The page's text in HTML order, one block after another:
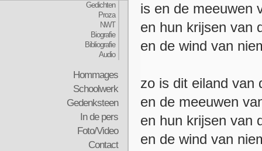
Gedichten
Proza
NWT
Biografie
Bibliografie
Audio
Hommages
Schoolwerk
Gedenksteen
In de pers
Foto/Video
Contact
is en de meeuwen
en hun krijsen van
en de wind van
zo is dit eiland van
en de meeuwen
en hun krijsen van
en de wind van